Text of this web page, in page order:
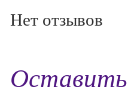
Нет отзывов